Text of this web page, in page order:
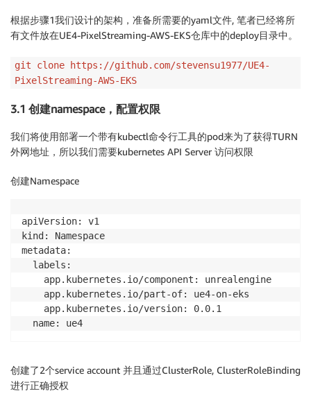
根据步骤1我们设计的架构，准备所需要的yaml文件, 笔者已经将所
有文件放在UE4-PixelStreaming-AWS-EKS仓库中的deploy目录中。
git clone https://github.com/stevensu1977/UE4-
PixelStreaming-AWS-EKS
3.1 创建namespace，配置权限
我们将使用部署一个带有kubectl命令行工具的pod来为了获得TURN
外网地址，所以我们需要kubernetes API Server 访问权限
创建Namespace
apiVersion: v1
kind: Namespace
metadata:
  labels:
    app.kubernetes.io/component: unrealengine
    app.kubernetes.io/part-of: ue4-on-eks
    app.kubernetes.io/version: 0.0.1
创建了2个service account 并且通过ClusterRole, ClusterRoleBinding
进行正确授权